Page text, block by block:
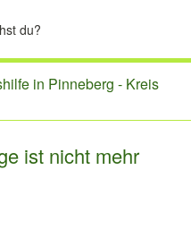
in Pinneberg - Kreis
ist nicht mehr